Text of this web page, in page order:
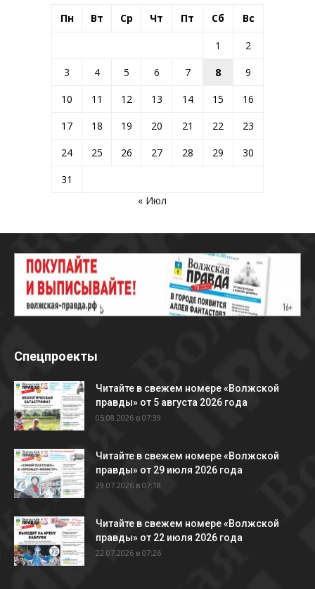
Пн Вт Ср Чт Пт Сб Вс
1
2
3
4 5 6 7 8
9
10
11 12 13 14 15
16
17
18 19 20 21 22
23
24
25 26 27 28 29
30
31
« Июл
Спецпроекты
Читайте в свежем номере «Волжской
правды» от 5 августа 2026 года
05.08.2026 в 07:39
Читайте в свежем номере «Волжской
правды» от 29 июля 2026 года
29.07.2026 в 07:18
Читайте в свежем номере «Волжской
правды» от 22 июля 2026 года
22.07.2026 в 07:26